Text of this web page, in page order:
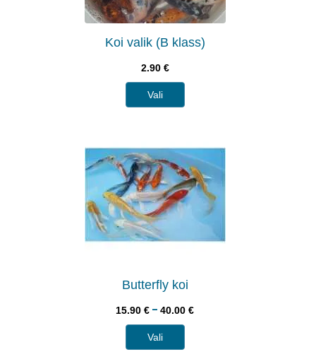
Koi valik (B klass)
2.90 €
Vali
Butterfly koi
15.90€ – 40.00€
Vali